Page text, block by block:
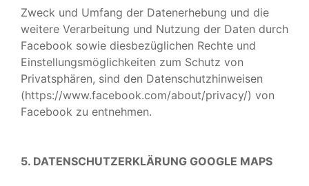
Zweck und Umfang der Datenerhebung und die
weitere Verarbeitung und Nutzung der Daten durch
Facebook sowie diesbezüglichen Rechte und
Einstellungsmöglichkeiten zum Schutz von
Privatsphären, sind den Datenschutzhinweisen
(https://www.facebook.com/about/privacy/) von
Facebook zu entnehmen.
5. DATENSCHUTZERKLÄRUNG GOOGLE MAPS